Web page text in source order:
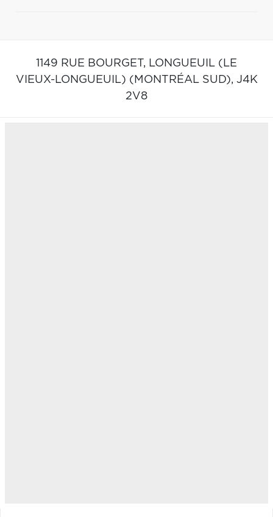
1149 RUE BOURGET, LONGUEUIL (LE
VIEUX-LONGUEUIL) (MONTRÉAL SUD), J4K
2V8